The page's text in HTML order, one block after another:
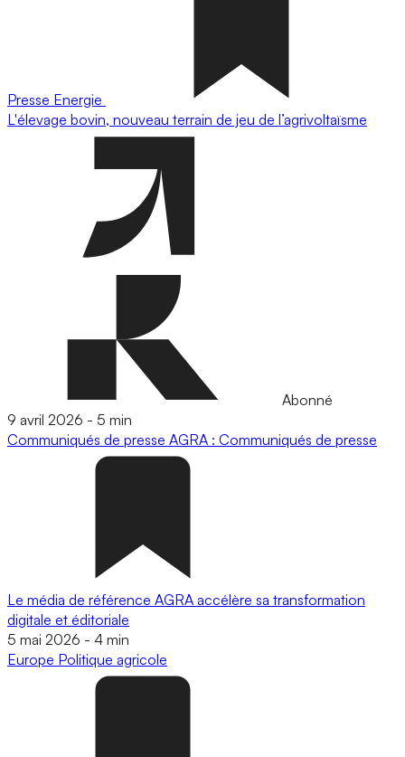
Presse Energie
L'élevage bovin, nouveau terrain de jeu de l’agrivoltaïsme
Abonné
9 avril 2026 - 5 min
Communiqués de presse AGRA : Communiqués de presse
Le média de référence AGRA accélère sa transformation
digitale et éditoriale
5 mai 2026 - 4 min
Europe Politique agricole